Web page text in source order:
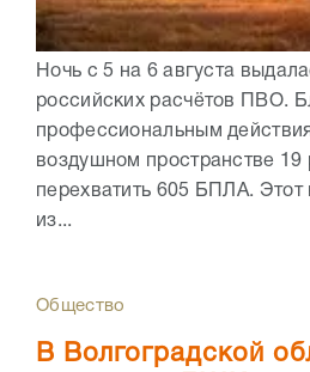
Ночь с 5 на 6 августа
российских расчётов ПВО.
профессиональным
воздушном пространстве 19
перехватить 605 БПЛА. Этот
из...
Общество
В Волгоградской